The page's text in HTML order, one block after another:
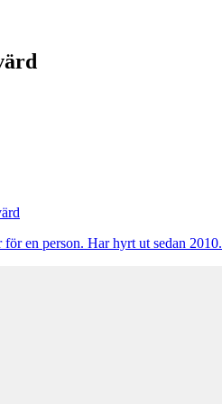
för en person. Har hyrt ut sedan 2010.